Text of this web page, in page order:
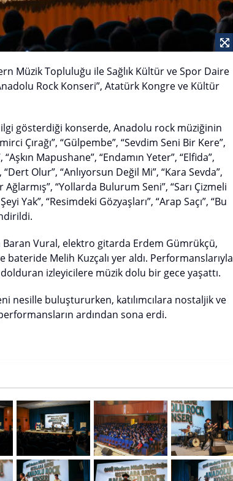
Müzik Topluluğu ile Sağlık Kültür ve Spor Daire
Rock Konseri”, Atatürk Kongre ve Kültür
gösterdiği konserde, Anadolu rock müziğinin
Çırağı”, “Gülpembe”, “Sevdim Seni Bir Kere”,
Mapushane”, “Endamın Yeter”, “Elfida”,
Olur”, “Anlıyorsun Değil Mi”, “Kara Sevda”,
“Yollarda Bulurum Seni”, “Sarı Çizmeli
Yak”, “Resimdeki Gözyaşları”, “Arap Saçı”, “Bu
Vural, elektro gitarda Erdem Gümrükçü,
Melih Kuzçalı yer aldı. Performanslarıyla
izleyicilere müzik dolu bir gece yaşattı.
nesille buluştururken, katılımcılara nostaljik ve
ardından sona erdi.